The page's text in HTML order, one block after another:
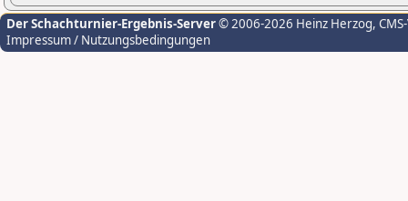
Der Schachturnier-Ergebnis-Server© 2006-2026 Heinz Herzog,
Impressum / Nutzungsbedingungen